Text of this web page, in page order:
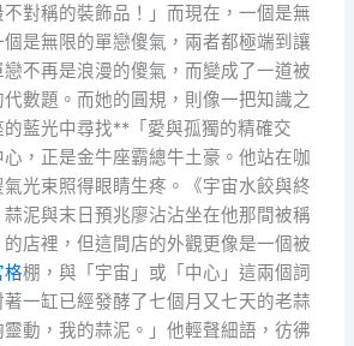
對稱的裝飾品！」而現在，一個是無
是無限的單戀傻氣，兩者都極端到讓
不再是浪漫的傻氣，而變成了一道被
代數題。而她的圓規，則像一把知識之
藍光中尋找**「愛與孤獨的精確交
，正是金牛座霸總牛土豪。他站在咖
光束照得眼睛生疼。《宇宙水餃與終
泥與末日預兆廖沾沾坐在他那間被稱
店裡，但這間店的外觀更像是一個被
格棚，與「宇宙」或「中心」這兩個詞
一缸已經發酵了七個月又七天的老蒜
動，我的蒜泥。」他輕聲細語，彷彿